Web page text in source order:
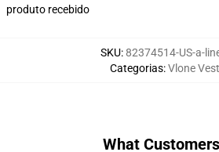
produto recebido
SKU:82374514-US-a-
Categorias:Vlone
What